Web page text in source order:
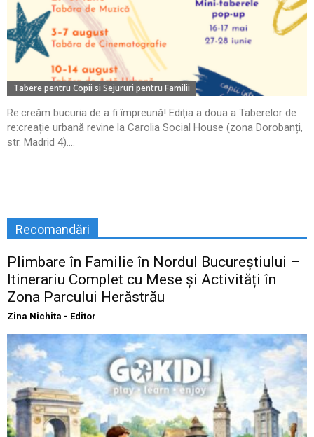
Tabere pentru Copii si Sejururi pentru Familii
Re:creăm bucuria de a fi împreună! Ediția a doua a Taberelor de
re:creație urbană revine la Carolia Social House (zona Dorobanți,
str. Madrid 4)....
Recomandări
Plimbare în Familie în Nordul Bucureștiului –
Itinerariu Complet cu Mese și Activități în
Zona Parcului Herăstrău
Zina Nichita - Editor